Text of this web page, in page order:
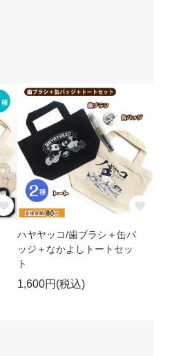
ハヤヤッコ/歯ブラシ＋缶バ
ッジ＋なかよしトートセッ
ト
1,600円(税込)